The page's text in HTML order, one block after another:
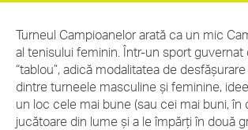
Turneul Campioanelor arată ca un mic
al tenisului feminin. Într-un sport guvernat
“tablou”, adică modalitatea de
dintre turneele masculine și feminine,
un loc cele mai bune (sau cei mai buni, în
jucătoare din lume și a le împărți în două